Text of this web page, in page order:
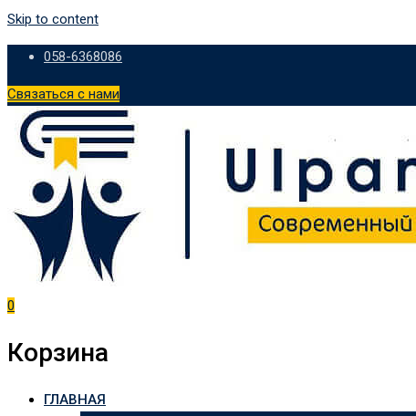
Skip to content
058-6368086
Связаться с нами
0
Корзина
ГЛАВНАЯ